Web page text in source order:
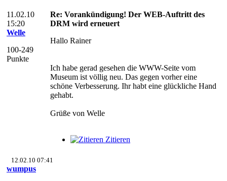
11.02.10
15:20
Welle
100-249
Punkte
Re: Vorankündigung! Der WEB-Auftritt des
DRM wird erneuert
Hallo Rainer
Ich habe gerad gesehen die WWW-Seite vom
Museum ist völlig neu. Das gegen vorher eine
schöne Verbesserung. Ihr habt eine glückliche Hand
gehabt.
Grüße von Welle
Zitieren
12.02.10 07:41
wumpus